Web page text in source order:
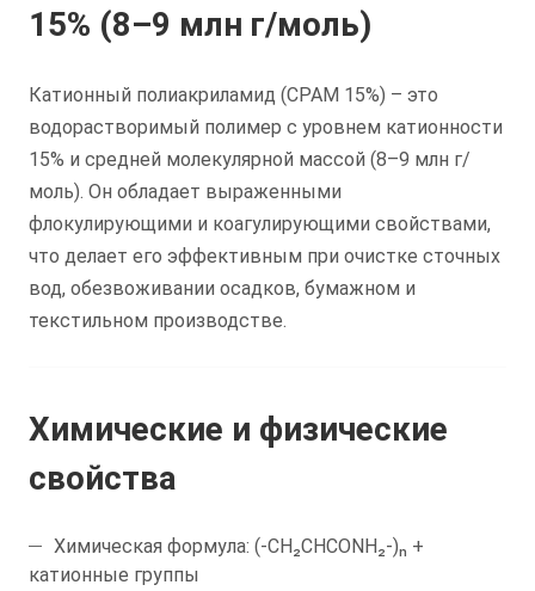
15% (8–9 млн г/моль)
Катионный полиакриламид (CPAM 15%) – это
водорастворимый полимер с уровнем катионности
15% и средней молекулярной массой (8–9 млн г/
моль). Он обладает выраженными
флокулирующими и коагулирующими свойствами,
что делает его эффективным при очистке сточных
вод, обезвоживании осадков, бумажном и
текстильном производстве.
Химические и физические
свойства
Химическая формула: (-CH₂CHCONH₂-)ₙ +
катионные группы